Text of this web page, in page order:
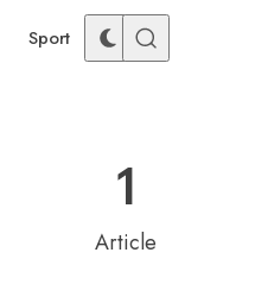
Sport
1
Article